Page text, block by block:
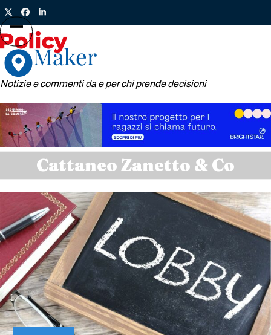
Skip
to
content
TwitterFacebook
LinkedIn
Notizie e commenti da e per chi prende decisioni
Open
mobile
menu
Close
mobile
menu
Cattaneo Zanetto & Co